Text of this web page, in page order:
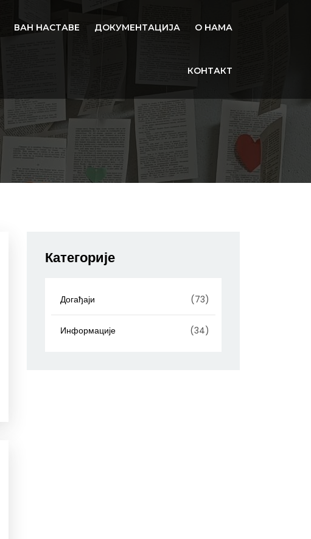
ВАН НАСТАВЕ ДОКУМЕНТАЦИЈА О НАМА
КОНТАКТ
Категорије
Догађаји (73)
Информације (34)